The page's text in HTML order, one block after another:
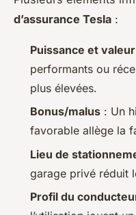
d’assurance Tesla :
Puissance et
performants ou
plus élevées.
Bonus/malus : Un
favorable allège la
Lieu de
garage privé réduit
Profil du